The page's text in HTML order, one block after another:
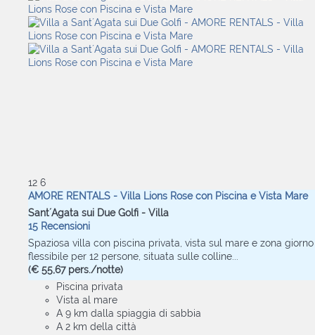
12 6
AMORE RENTALS - Villa Lions Rose con Piscina e Vista Mare
Sant´Agata sui Due Golfi - Villa
15 Recensioni
Spaziosa villa con piscina privata, vista sul mare e zona giorno
flessibile per 12 persone, situata sulle colline...
(€ 55,67 pers./notte)
Piscina privata
Vista al mare
A 9 km dalla spiaggia di sabbia
A 2 km della città